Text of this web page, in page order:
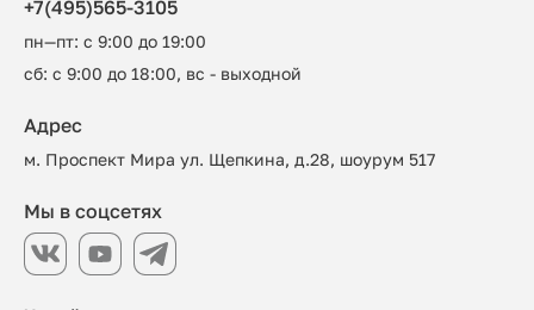
+7(495)565-3105
пн—пт: с 9:00 до 19:00
сб: с 9:00 до 18:00, вс - выходной
Адрес
м. Проспект Мира ул. Щепкина, д.28, шоурум 517
Мы в соцсетях